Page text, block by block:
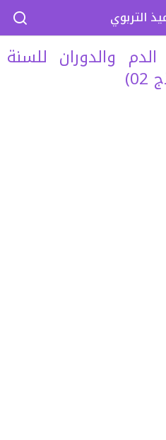
والدوران للسنة
التربوي